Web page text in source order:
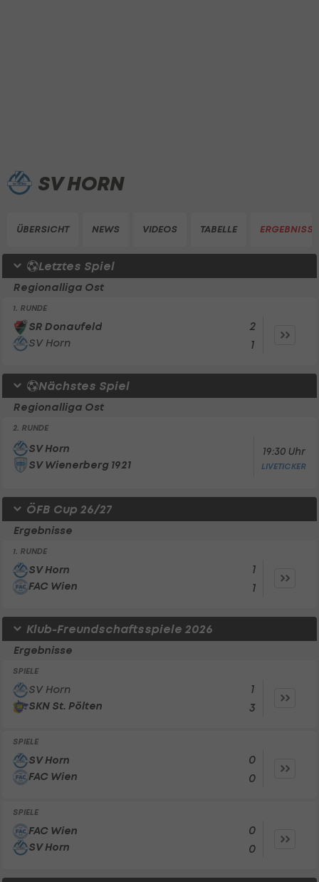
SV HORN
ÜBERSICHT NEWS VIDEOS TABELLE ERGEBNISSE
Letztes Spiel
Regionalliga Ost
1. RUNDE
SR Donaufeld
SV Horn
2
1
Nächstes Spiel
Regionalliga Ost
2. RUNDE
SV Horn
SV Wienerberg 1921
19:30 Uhr
LIVETICKER
ÖFB Cup 26/27
Ergebnisse
1. RUNDE
SV Horn
FAC Wien
1
1
Klub-Freundschaftsspiele 2026
Ergebnisse
SPIELE
SV Horn
SKN St. Pölten
1
3
SPIELE
SV Horn
FAC Wien
0
0
SPIELE
FAC Wien
SV Horn
0
0